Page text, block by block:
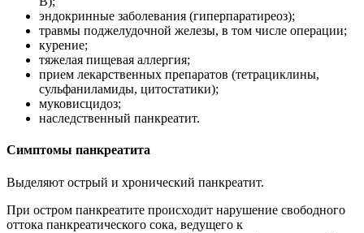
эндокринные заболевания (гиперпаратиреоз);
травмы поджелудочной железы, в том числе операции;
курение;
тяжелая пищевая аллергия;
прием лекарственных препаратов (тетрациклины,
сульфаниламиды, цитостатики);
муковисцидоз;
наследственный панкреатит.
Симптомы панкреатита
Выделяют острый и хронический панкреатит.
При остром панкреатите происходит нарушение свободного
оттока панкреатического сока, ведущего к